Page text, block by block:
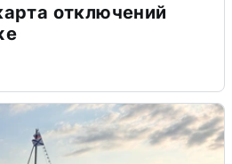
отключений